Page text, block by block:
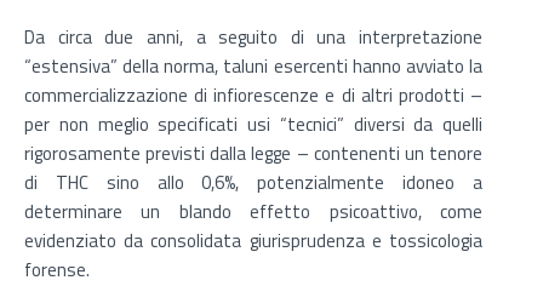
Da circa due anni, a seguito di una interpretazione
“estensiva” della norma, taluni esercenti hanno avviato la
commercializzazione di infiorescenze e di altri prodotti –
per non meglio specificati usi “tecnici” diversi da quelli
rigorosamente previsti dalla legge – contenenti un tenore
di THC sino allo 0,6%, potenzialmente idoneo a
determinare un blando effetto psicoattivo, come
evidenziato da consolidata giurisprudenza e tossicologia
forense.